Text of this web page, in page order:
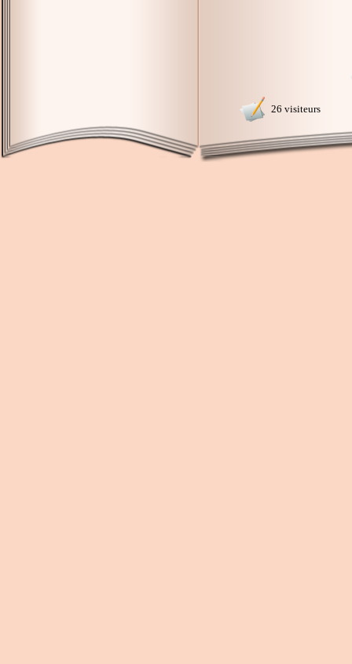
26 visiteurs